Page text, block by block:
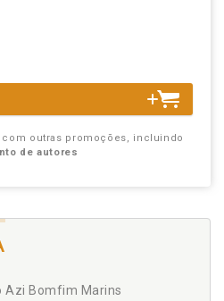
outras promoções, incluindo
de autores
Azi Bomfim Marins